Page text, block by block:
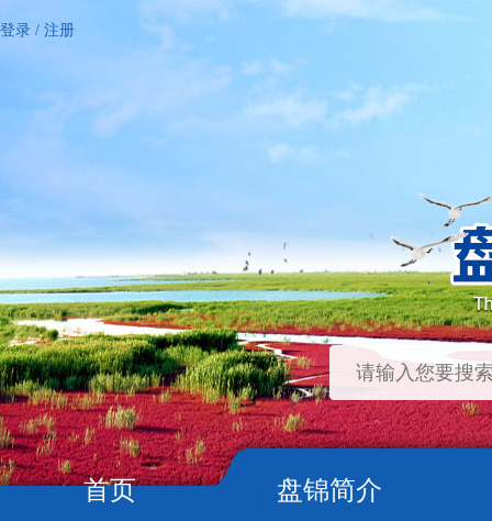
登录 / 注册
首页 盘锦简介